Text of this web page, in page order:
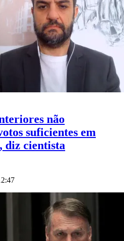
não
suficientes em
diz cientista